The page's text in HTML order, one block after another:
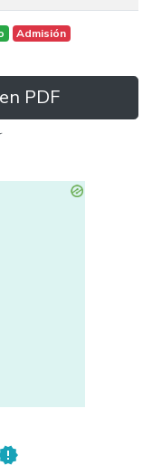
Admisión
PDF